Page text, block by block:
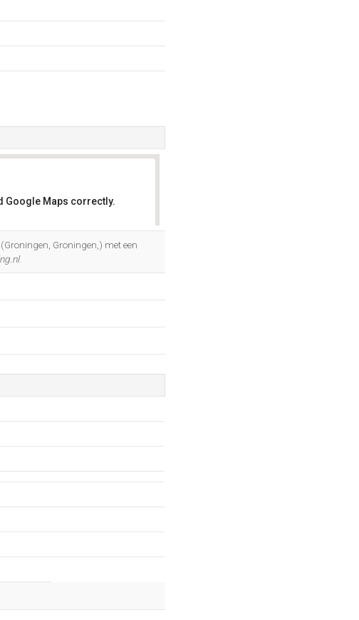
Google Maps correctly.
Groningen,) met een
.